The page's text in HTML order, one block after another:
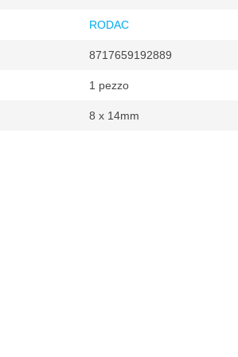
RODAC
8717659192889
1 pezzo
8 x 14mm